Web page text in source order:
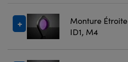
Monture Étroite
ID1, M4